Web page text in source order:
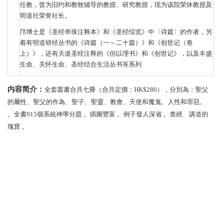
任教，曾为旧约和教牧辅导的教授、研究教授，现为该院荣休教授及
明道社荣誉社长。
邝博士是《圣经串珠注释本》和《圣经综览》中〈诗篇〉的作者，另
着有明道研经丛书的《诗篇（一～二十篇）》和《创世记（卷
上）》，还有天道圣经注释的《但以理书》和《创世记》，以及丰盛
生命、关怀生命、圣经结合生活丛书等系列
内容简介： 全套叢書合共七冊（合共定價： HK$280），分別為：聖父
的屬性、聖父的作為、聖子、聖靈、教會、天使和魔鬼、人性和罪惡。
。全書915個系統神學分題 。插圖豐富 。例子發人深省 。查經、講道的
瑰寶 。